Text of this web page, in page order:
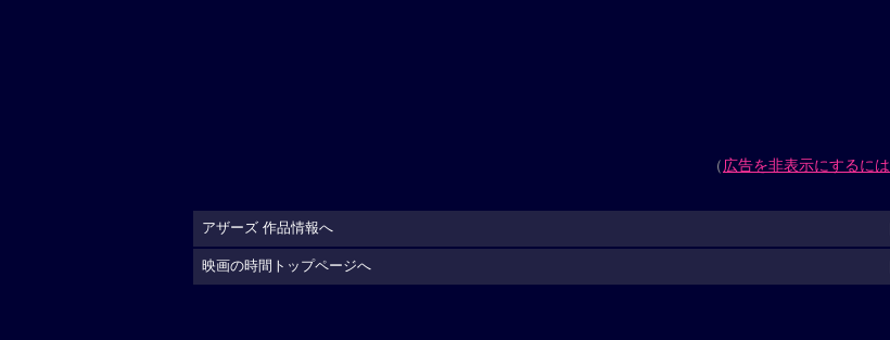
（広告を非表示にするには
アザーズ 作品情報へ
映画の時間トップページへ